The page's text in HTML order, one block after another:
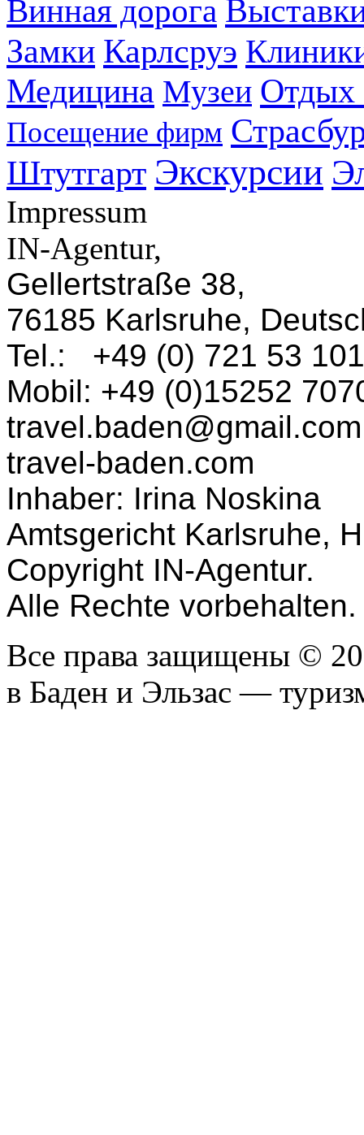
Винная дорога
Замки Карлсруэ
Медицина Музеи Отдых
Посещение фирм
Штутгарт Экскурсии
Impressum
IN-Agentur,
Gellertstraße 38,
76185 Karlsruhe,
Tel.: +49 (0) 721 53
Mobil: +49 (0)15252
travel.baden@gmail.com
travel-baden.com
Inhaber: Irina Noskina
Amtsgericht Karlsruhe,
Copyright IN-Agentur.
Alle Rechte vorbehalten.
Все права защищены ©
в Баден и Эльзас —